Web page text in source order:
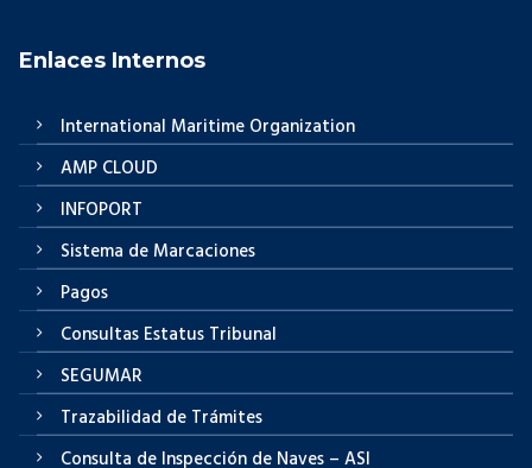
Enlaces Internos
International Maritime Organization
AMP CLOUD
INFOPORT
Sistema de Marcaciones
Pagos
Consultas Estatus Tribunal
SEGUMAR
Trazabilidad de Trámites
Consulta de Inspección de Naves – ASI